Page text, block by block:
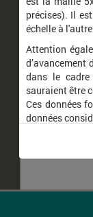
précises). Il
échelle à
Attention
d’avancement
dans le
sauraient être
Ces données
données
ainsi que